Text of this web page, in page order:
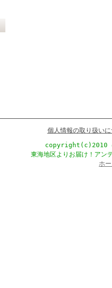
個人情報の取り扱い
copyright(c)2010
東海地区よりお届け！アン
ホ